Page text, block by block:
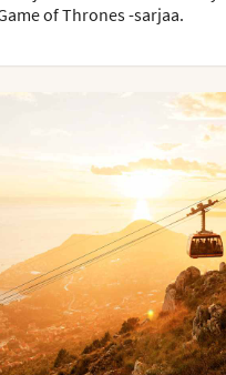
of Thrones -sarjaa.